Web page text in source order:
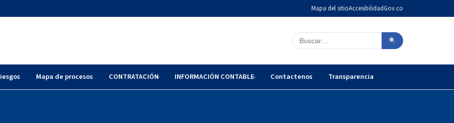
Mapa del sitioAccesibilidadGov.co
Buscar en el sitio
Mapa de procesos CONTRATACIÓN INFORMACIÓN CONTABLE Contactenos Transparencia